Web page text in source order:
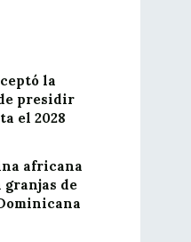
la
presidir
el 2028
africana
granjas de